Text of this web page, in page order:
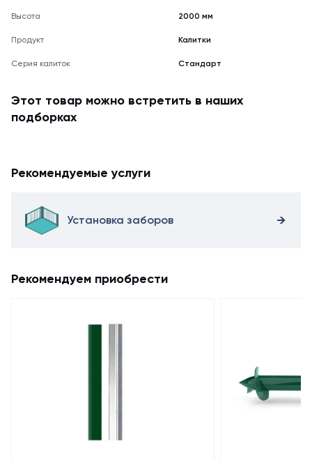
Высота 2000 мм
Продукт Калитки
Серия калиток Стандарт
Этот товар можно встретить в наших
подборках
Рекомендуемые услуги
Установка заборов
Рекомендуем приобрести